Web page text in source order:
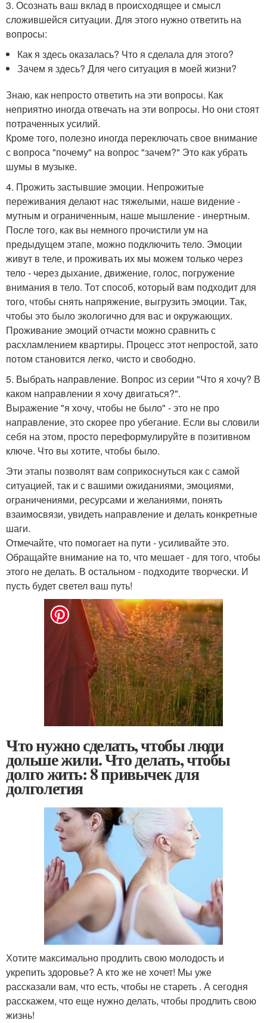
3. Осознать ваш вклад в происходящее и смысл
сложившейся ситуации. Для этого нужно ответить на
вопросы:
Как я здесь оказалась? Что я сделала для этого?
Зачем я здесь? Для чего ситуация в моей жизни?
Знаю, как непросто ответить на эти вопросы. Как
неприятно иногда отвечать на эти вопросы. Но они стоят
потраченных усилий.
Кроме того, полезно иногда переключать свое внимание
с вопроса "почему" на вопрос "зачем?" Это как убрать
шумы в музыке.
4. Прожить застывшие эмоции. Непрожитые
переживания делают нас тяжелыми, наше видение -
мутным и ограниченным, наше мышление - инертным.
После того, как вы немного прочистили ум на
предыдущем этапе, можно подключить тело. Эмоции
живут в теле, и проживать их мы можем только через
тело - через дыхание, движение, голос, погружение
внимания в тело. Тот способ, который вам подходит для
того, чтобы снять напряжение, выгрузить эмоции. Так,
чтобы это было экологично для вас и окружающих.
Проживание эмоций отчасти можно сравнить с
расхламлением квартиры. Процесс этот непростой, зато
потом становится легко, чисто и свободно.
5. Выбрать направление. Вопрос из серии "Что я хочу? В
каком направлении я хочу двигаться?".
Выражение "я хочу, чтобы не было" - это не про
направление, это скорее про убегание. Если вы словили
себя на этом, просто переформулируйте в позитивном
ключе. Что вы хотите, чтобы было.
Эти этапы позволят вам соприкоснуться как с самой
ситуацией, так и с вашими ожиданиями, эмоциями,
ограничениями, ресурсами и желаниями, понять
взаимосвязи, увидеть направление и делать конкретные
шаги.
Отмечайте, что помогает на пути - усиливайте это.
Обращайте внимание на то, что мешает - для того, чтобы
этого не делать. В остальном - подходите творчески. И
пусть будет светел ваш путь!
Что нужно сделать, чтобы люди
дольше жили. Что делать, чтобы
долго жить: 8 привычек для
долголетия
Хотите максимально продлить свою молодость и
укрепить здоровье? А кто же не хочет! Мы уже
рассказали вам, что есть, чтобы не стареть . А сегодня
расскажем, что еще нужно делать, чтобы продлить свою
жизнь!